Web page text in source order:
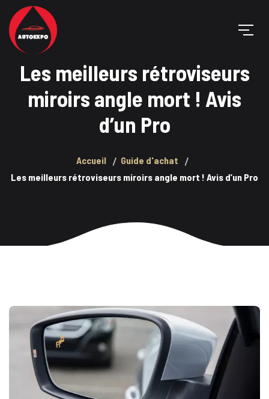
Les meilleurs rétroviseurs
miroirs angle mort ! Avis
d’un Pro
Accueil
Guide d'achat
Les meilleurs rétroviseurs miroirs angle mort ! Avis d’un Pro